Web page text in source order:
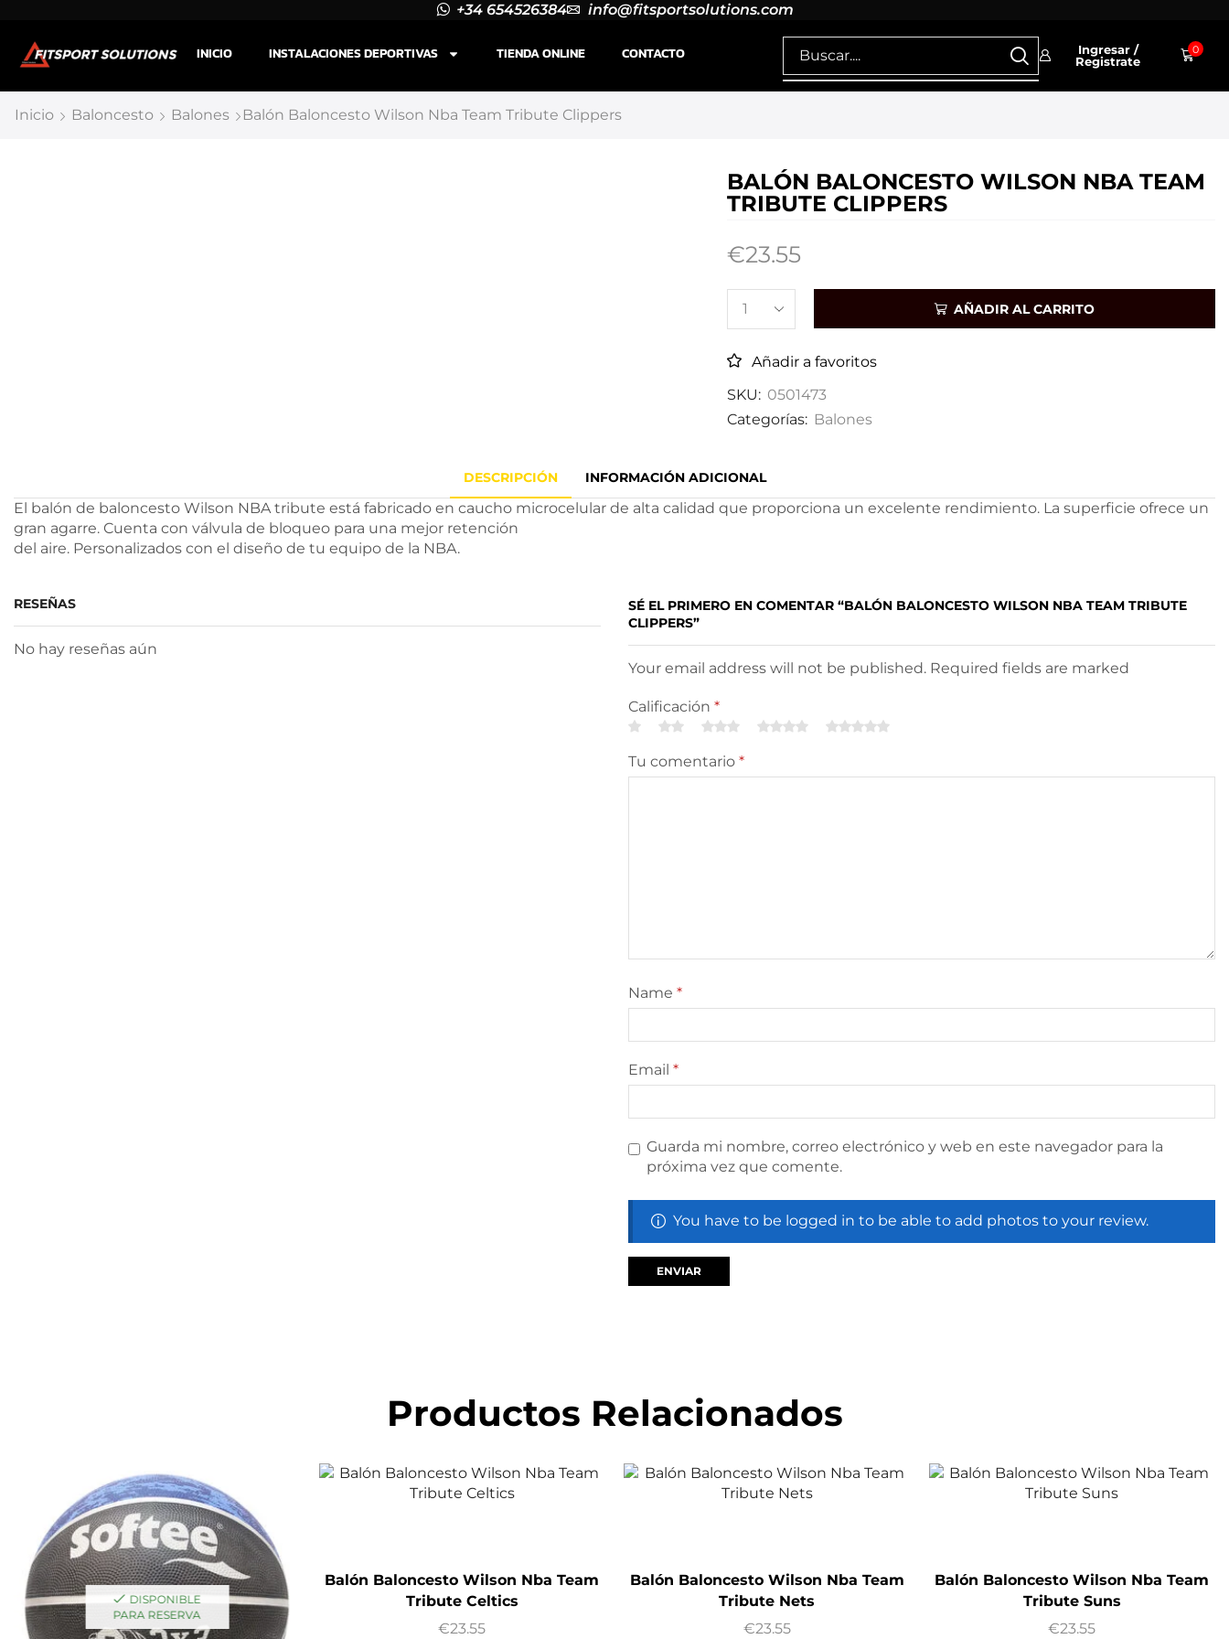
+34 654526384 info@fitsportsolutions.com
INICIO INSTALACIONES DEPORTIVAS TIENDA ONLINE CONTACTO
Ingresar /
Registrate
0
Inicio Baloncesto Balones Balón Baloncesto Wilson Nba Team Tribute Clippers
BALÓN BALONCESTO WILSON NBA TEAM
TRIBUTE CLIPPERS
€23.55
AÑADIR AL CARRITO
Añadir a favoritos
SKU: 0501473
Categorías: Balones
DESCRIPCIÓN INFORMACIÓN ADICIONAL
El balón de baloncesto Wilson NBA tribute está fabricado en caucho microcelular de alta calidad que proporciona un excelente rendimiento. La superficie ofrece un
gran agarre. Cuenta con válvula de bloqueo para una mejor retención
del aire. Personalizados con el diseño de tu equipo de la NBA.
RESEÑAS
No hay reseñas aún
SÉ EL PRIMERO EN COMENTAR “BALÓN BALONCESTO WILSON NBA TEAM TRIBUTE
CLIPPERS”
Your email address will not be published. Required fields are marked
Calificación *
Tu comentario *
Name *
Email *
Guarda mi nombre, correo electrónico y web en este navegador para la
próxima vez que comente.
You have to be logged in to be able to add photos to your review.
Productos Relacionados
DISPONIBLE
PARA RESERVA
Balón Baloncesto Wilson Nba Team
Tribute Celtics
€23.55
Balón Baloncesto Wilson Nba Team
Tribute Nets
€23.55
Balón Baloncesto Wilson Nba Team
Tribute Suns
€23.55